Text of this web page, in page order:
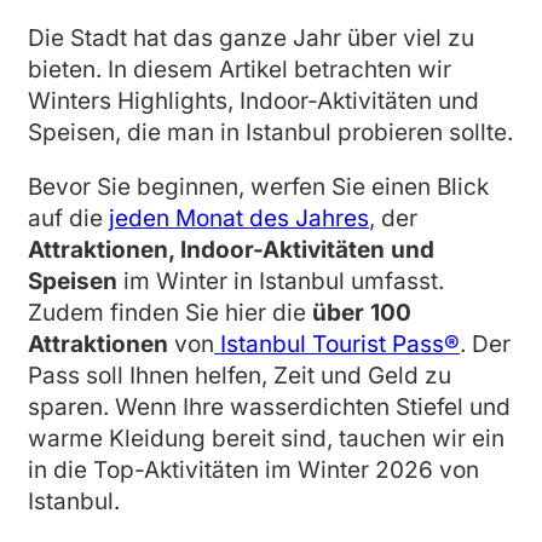
Die Stadt hat das ganze Jahr über viel zu
bieten. In diesem Artikel betrachten wir
Winters Highlights, Indoor-Aktivitäten und
Speisen, die man in Istanbul probieren sollte.
Bevor Sie beginnen, werfen Sie einen Blick
auf die jeden Monat des Jahres, der
Attraktionen, Indoor-Aktivitäten und
Speisen im Winter in Istanbul umfasst.
Zudem finden Sie hier die über 100
Attraktionen von Istanbul Tourist Pass®. Der
Pass soll Ihnen helfen, Zeit und Geld zu
sparen. Wenn Ihre wasserdichten Stiefel und
warme Kleidung bereit sind, tauchen wir ein
in die Top-Aktivitäten im Winter 2026 von
Istanbul.